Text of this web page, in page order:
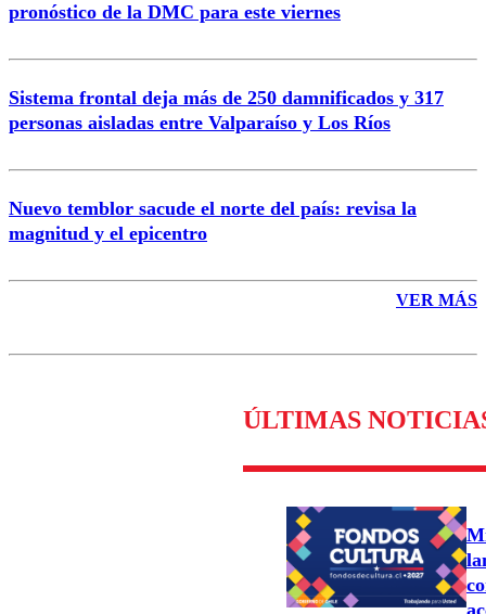
Enviar comentario
pronóstico de la DMC para este viernes
Sistema frontal deja más de 250 damnificados y 317
personas aisladas entre Valparaíso y Los Ríos
Nuevo temblor sacude el norte del país: revisa la
magnitud y el epicentro
VER MÁS
ÚLTIMAS